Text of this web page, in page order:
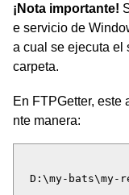
¡Nota importante!
e servicio de
a cual se ejecuta el
carpeta.
En FTPGetter,
nte manera:
D:\my-bats\my-